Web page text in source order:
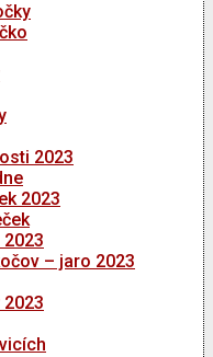
2023
2023
2023
– jaro 2023